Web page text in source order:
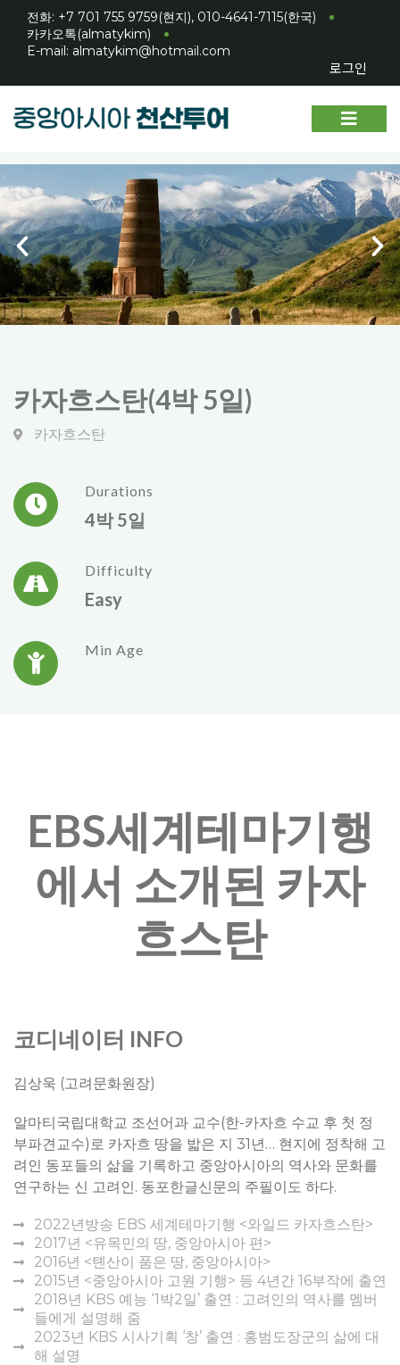
전화: +7 701 755 9759(현지), 010-4641-7115(한국)
카카오톡(almatykim)
E-mail: almatykim@hotmail.com
로그인
카자흐스탄(4박 5일)
카자흐스탄
Durations
4박 5일
Difficulty
Easy
Min Age
EBS세계테마기행
에서 소개된 카자
흐스탄
코디네이터 INFO
김상욱 (고려문화원장)
알마티국립대학교 조선어과 교수(한-카자흐 수교 후 첫 정
부파견교수)로 카자흐 땅을 밟은 지 31년… 현지에 정착해 고
려인 동포들의 삶을 기록하고 중앙아시아의 역사와 문화를
연구하는 신 고려인. 동포한글신문의 주필이도 하다.
2022년방송 EBS 세계테마기행 <와일드 카자흐스탄>
2017년 <유목민의 땅, 중앙아시아 편>
2016년 <톈산이 품은 땅, 중앙아시아>
2015년 <중앙아시아 고원 기행> 등 4년간 16부작에 출연
2018년 KBS 예능 ‘1박2일’ 출연 : 고려인의 역사를 멤버
들에게 설명해 줌
2023년 KBS 시사기획 ‘창’ 출연 : 홍범도장군의 삶에 대
해 설명